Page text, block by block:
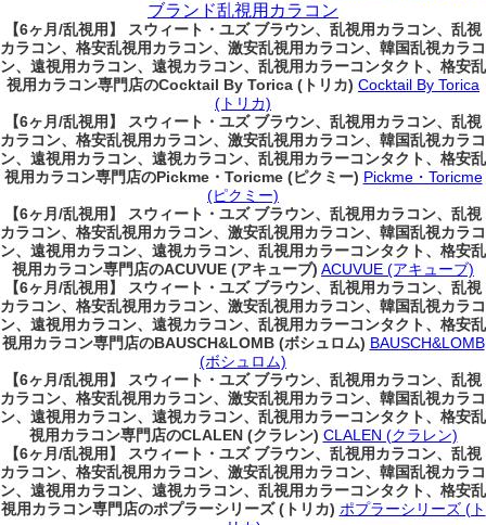
ブランド乱視用カラコン
【6ヶ月/乱視用】 スウィート・ユズ ブラウン、乱視用カラコン、乱視
カラコン、格安乱視用カラコン、激安乱視用カラコン、韓国乱視カラコ
ン、遠視用カラコン、遠視カラコン、乱視用カラーコンタクト、格安乱
視用カラコン専門店のCocktail By Torica (トリカ) Cocktail By Torica
(トリカ)
【6ヶ月/乱視用】 スウィート・ユズ ブラウン、乱視用カラコン、乱視
カラコン、格安乱視用カラコン、激安乱視用カラコン、韓国乱視カラコ
ン、遠視用カラコン、遠視カラコン、乱視用カラーコンタクト、格安乱
視用カラコン専門店のPickme・Toricme (ピクミー) Pickme・Toricme
(ピクミー)
【6ヶ月/乱視用】 スウィート・ユズ ブラウン、乱視用カラコン、乱視
カラコン、格安乱視用カラコン、激安乱視用カラコン、韓国乱視カラコ
ン、遠視用カラコン、遠視カラコン、乱視用カラーコンタクト、格安乱
視用カラコン専門店のACUVUE (アキューブ) ACUVUE (アキューブ)
【6ヶ月/乱視用】 スウィート・ユズ ブラウン、乱視用カラコン、乱視
カラコン、格安乱視用カラコン、激安乱視用カラコン、韓国乱視カラコ
ン、遠視用カラコン、遠視カラコン、乱視用カラーコンタクト、格安乱
視用カラコン専門店のBAUSCH&LOMB (ボシュロム) BAUSCH&LOMB
(ボシュロム)
【6ヶ月/乱視用】 スウィート・ユズ ブラウン、乱視用カラコン、乱視
カラコン、格安乱視用カラコン、激安乱視用カラコン、韓国乱視カラコ
ン、遠視用カラコン、遠視カラコン、乱視用カラーコンタクト、格安乱
視用カラコン専門店のCLALEN (クラレン) CLALEN (クラレン)
【6ヶ月/乱視用】 スウィート・ユズ ブラウン、乱視用カラコン、乱視
カラコン、格安乱視用カラコン、激安乱視用カラコン、韓国乱視カラコ
ン、遠視用カラコン、遠視カラコン、乱視用カラーコンタクト、格安乱
視用カラコン専門店のポプラーシリーズ (トリカ) ポプラーシリーズ (ト